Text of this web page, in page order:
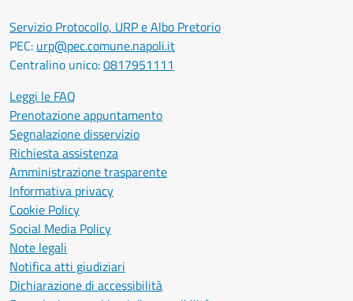
Servizio Protocollo, URP e Albo Pretorio
PEC: urp@pec.comune.napoli.it
Centralino unico:0817951111
Leggi le FAQ
Prenotazione appuntamento
Segnalazione disservizio
Richiesta assistenza
Amministrazione trasparente
Informativa privacy
Cookie Policy
Social Media Policy
Note legali
Notifica atti giudiziari
Dichiarazione di accessibilità